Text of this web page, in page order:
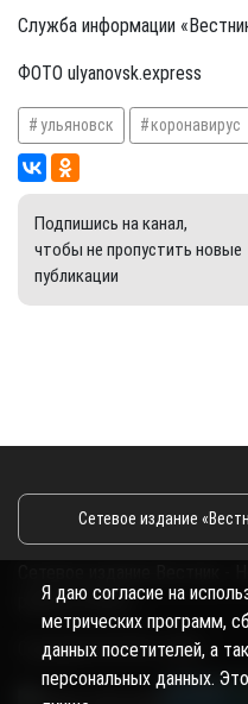
Служба информации
ФОТО ulyanovsk.express
ульяновск коронавирус
Подпишись на канал,
чтобы не пропустить новые
публикации
Сетевое издание
района и Югры
Copyright © 2018- 2026
Я даю согласие на
метрических программ,
данных посетителей, а
персональных данных.